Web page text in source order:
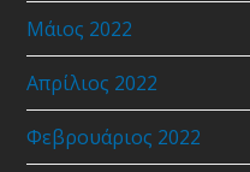
Μάιος 2022
Απρίλιος 2022
Φεβρουάριος 2022